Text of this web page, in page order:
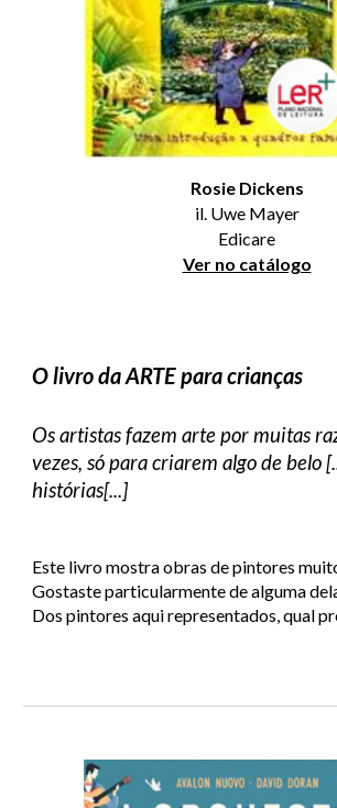
Rosie Dickens
il. Uwe Mayer
Edicare
Ver no catálogo
O livro da ARTE para crianças
Os artistas fazem arte por muitas
vezes, só para criarem algo de belo
histórias[...]
Este livro mostra obras de pintores
Gostaste particularmente de alguma
Dos pintores aqui representados, qual